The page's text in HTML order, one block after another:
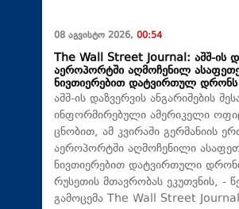
08 აგვისტო 2026, 00:54
The Wall Street Journal: აშშ-ის
აეროპორტში აღმოჩენილ
ნივთიერებით დატვირთულ დრონს
აშშ-ის დაზვერვის ანგარიშების
ინფორმირებული ამერიკელი
ცნობით, ამ კვირაში გერმანიის
აეროპორტში აღმოჩენილი
ნივთიერებით დატვირთული
რუსეთის მთავრობას ეკუთვნის, -
გამოცემა The Wall Street